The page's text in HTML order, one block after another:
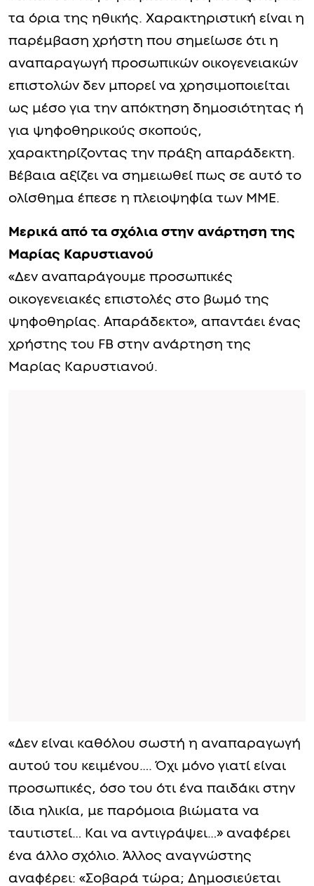
τα όρια της ηθικής. Χαρακτηριστική είναι η
παρέμβαση χρήστη που σημείωσε ότι η
αναπαραγωγή προσωπικών οικογενειακών
επιστολών δεν μπορεί να χρησιμοποιείται
ως μέσο για την απόκτηση δημοσιότητας ή
για ψηφοθηρικούς σκοπούς,
χαρακτηρίζοντας την πράξη απαράδεκτη.
Βέβαια αξίζει να σημειωθεί πως σε αυτό το
ολίσθημα έπεσε η πλειοψηφία των ΜΜΕ.
Μερικά από τα σχόλια στην ανάρτηση της
Μαρίας Καρυστιανού
«Δεν αναπαράγουμε προσωπικές
οικογενειακές επιστολές στο βωμό της
ψηφοθηρίας. Απαράδεκτο», απαντάει ένας
χρήστης του FB στην ανάρτηση της
Μαρίας Καρυστιανού.
«Δεν είναι καθόλου σωστή η αναπαραγωγή
αυτού του κειμένου…. Όχι μόνο γιατί είναι
προσωπικές, όσο του ότι ένα παιδάκι στην
ίδια ηλικία, με παρόμοια βιώματα να
ταυτιστεί… Και να αντιγράψει…» αναφέρει
ένα άλλο σχόλιο. Άλλος αναγνώστης
αναφέρει: «Σοβαρά τώρα; Δημοσιεύεται